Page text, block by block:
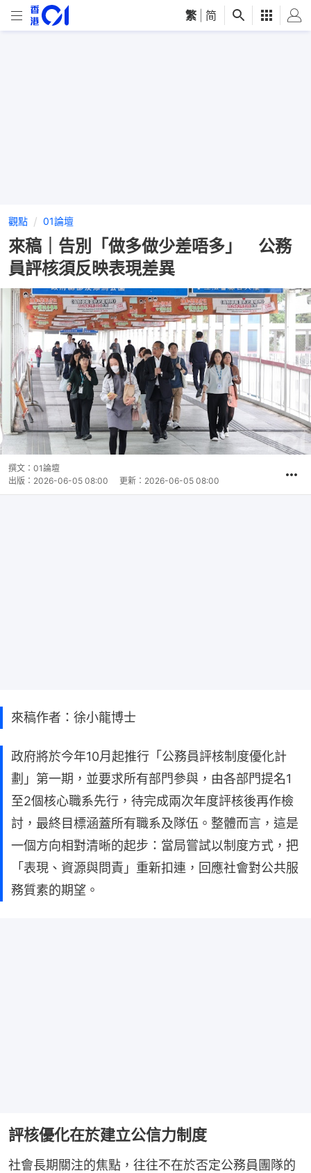
繁 简
觀點 01論壇
來稿｜告別「做多做少差唔多」 公務
員評核須反映表現差異
撰文： 01論壇
出版： 2026-06-05 08:00 更新： 2026-06-05 08:00
來稿作者：徐小龍博士
政府將於今年10月起推行「公務員評核制度優化計
劃」第一期，並要求所有部門參與，由各部門提名1
至2個核心職系先行，待完成兩次年度評核後再作檢
討，最終目標涵蓋所有職系及隊伍。整體而言，這是
一個方向相對清晰的起步：當局嘗試以制度方式，把
「表現、資源與問責」重新扣連，回應社會對公共服
務質素的期望。
評核優化在於建立公信力制度
社會長期關注的焦點，往往不在於否定公務員團隊的